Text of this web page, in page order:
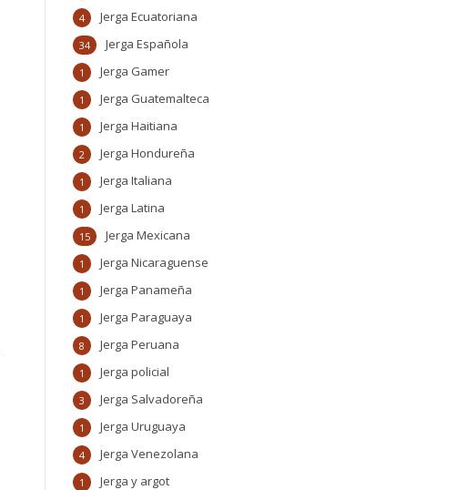
Jerga Ecuatoriana
4
Jerga Española
34
Jerga Gamer
1
Jerga Guatemalteca
1
Jerga Haitiana
1
Jerga Hondureña
2
Jerga Italiana
1
Jerga Latina
1
Jerga Mexicana
15
Jerga Nicaraguense
1
Jerga Panameña
1
Jerga Paraguaya
1
Jerga Peruana
8
Jerga policial
1
Jerga Salvadoreña
3
Jerga Uruguaya
1
Jerga Venezolana
4
Jerga y argot
1